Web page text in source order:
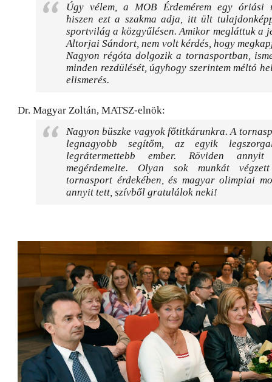
Úgy vélem, a MOB Érdemérem egy óriási
hiszen ezt a szakma adja, itt ült
sportvilág a közgyűlésen. Amikor megláttuk a
Altorjai Sándort, nem volt kérdés, hogy
Nagyon régóta dolgozik a tornasportban,
minden rezdülését, úgyhogy szerintem méltó
elismerés.
Dr. Magyar Zoltán, MATSZ-elnök:
Nagyon büszke vagyok főtitkárunkra. A
legnagyobb segítőm, az egyik
legrátermettebb ember. Röviden annyit
megérdemelte. Olyan sok munkát
tornasport érdekében, és magyar olimpiai
annyit tett, szívből gratulálok neki!